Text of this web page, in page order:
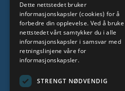
Senter for stamceller
OM OSS
Hvem er vi
Spesialistteam
Dette nettstedet bruker
informasjonskapsler (cookies) for å
forbedre din opplevelse. Ved å bruke
nettstedet vårt samtykker du i alle
informasjonskapsler i samsvar med
retningslinjene våre for
informasjonskapsler.
STRENGT NØDVENDIG